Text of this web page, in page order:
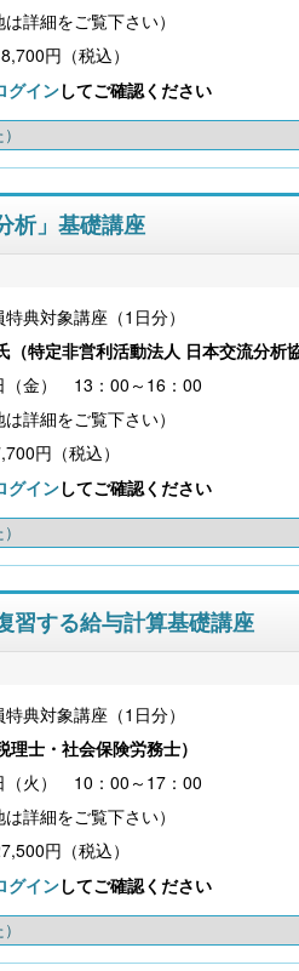
円（税込）
グインしてご確認ください
析」基礎講座
典対象講座（1日分）
（特定非営利活動法人 日本交流分析
（金） 13：00～16：00
円（税込）
グインしてご確認ください
習する給与計算基礎講座
典対象講座（1日分）
理士・社会保険労務士）
（火） 10：00～17：00
円（税込）
グインしてご確認ください
休業・育
社会保険労務士のための 労務
特定技
のコンサ
第3ク
算・補助金の実務（介護人材コ
改善加